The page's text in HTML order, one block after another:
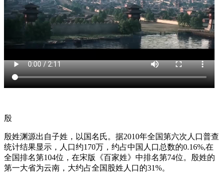
殷
殷姓渊源出自子姓，以国名氏。据2010年全国第六次人口普查
统计结果显示，人口约170万，约占中国人口总数的0.16%,在
全国排名第104位，在宋版《百家姓》中排名第74位。殷姓的
第一大省为云南，大约占全国股姓人口的31%。